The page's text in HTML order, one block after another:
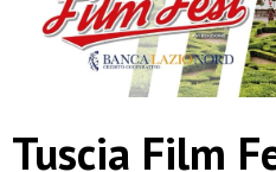
Tuscia Film